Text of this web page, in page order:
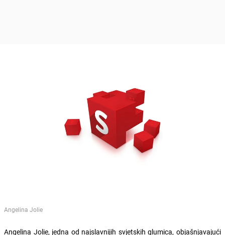
Angelina Jolie
Angelina Jolie, jedna od najslavnijih svjetskih glumica, objašnjavajući